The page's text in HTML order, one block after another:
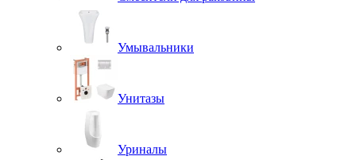
Умывальники
Унитазы
Уриналы